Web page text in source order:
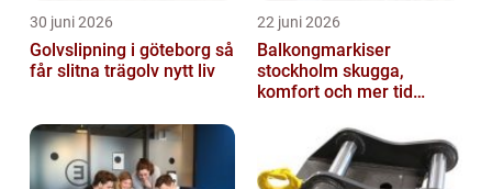
30 juni 2026
Golvslipning i göteborg så
får slitna trägolv nytt liv
22 juni 2026
Balkongmarkiser
stockholm skugga,
komfort och mer tid